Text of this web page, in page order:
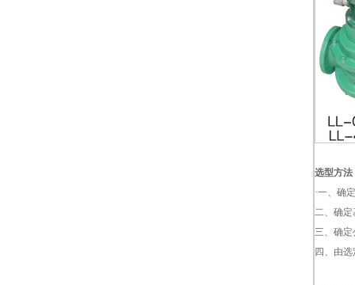
选型方法
·一、确
二、确定
三、确定
四、由